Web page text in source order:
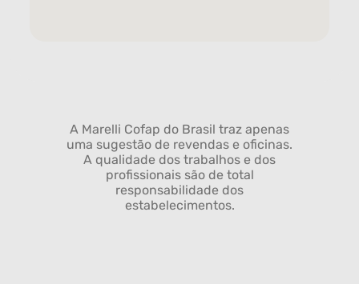
A Marelli Cofap do Brasil traz apenas
uma sugestão de revendas e oficinas.
A qualidade dos trabalhos e dos
profissionais são de total
responsabilidade dos
estabelecimentos.